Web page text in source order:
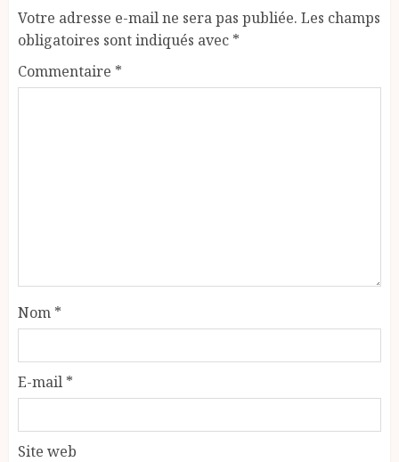
Votre adresse e-mail ne sera pas publiée. Les champs
obligatoires sont indiqués avec *
Commentaire *
Nom *
E-mail *
Site web